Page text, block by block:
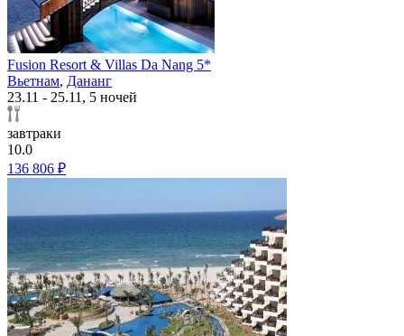
Fusion Resort & Villas Da Nang 5*
Вьетнам, Дананг
23.11 - 25.11, 5 ночей
завтраки
10.0
136 806 ₽